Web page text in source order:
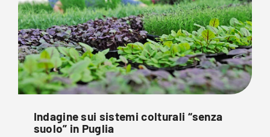
Indagine sui sistemi colturali “senza
suolo” in Puglia